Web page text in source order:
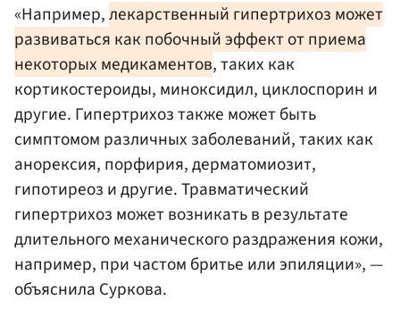
«Например,лекарственный гипертрихоз может
развиваться как побочный эффект от приема
некоторых медикаментов, таких как
кортикостероиды, миноксидил, циклоспорин и
другие. Гипертрихоз также может быть
симптомом различных заболеваний, таких как
анорексия, порфирия, дерматомиозит,
гипотиреоз и другие. Травматический
гипертрихоз может возникать в результате
длительного механического раздражения кожи,
например, при частом бритье или эпиляции», —
объяснила Суркова.